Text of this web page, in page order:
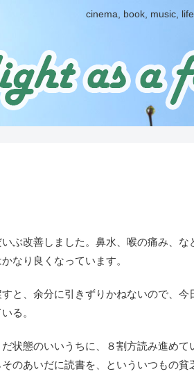
cinema, book, music,
ぶ改善しました。鼻水、喉の痛み、な
なり良くなっています。
と、余分に引きずりかねないので、今
る。
状態のいいうちに、８割方読み進めて
のあいだに読書を、といういつもの貧